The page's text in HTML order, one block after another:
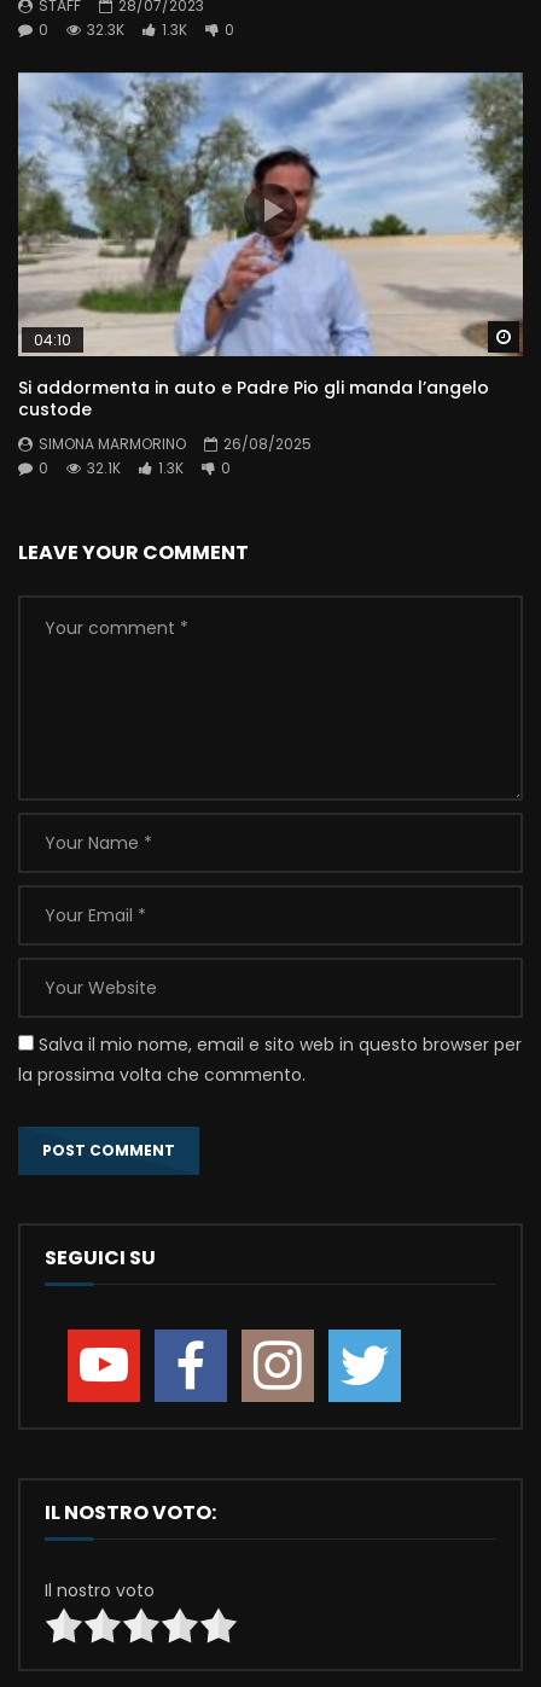
STAFF
28/07/2023
0
32.3K 1.3K 0
04:10
Si addormenta in auto e Padre Pio gli manda l’angelo
custode
SIMONA MARMORINO
26/08/2025
0
32.1K 1.3K 0
LEAVE YOUR COMMENT
Salva il mio nome, email e sito web in questo browser per
la prossima volta che commento.
SEGUICI SU
IL NOSTRO VOTO:
Il nostro voto